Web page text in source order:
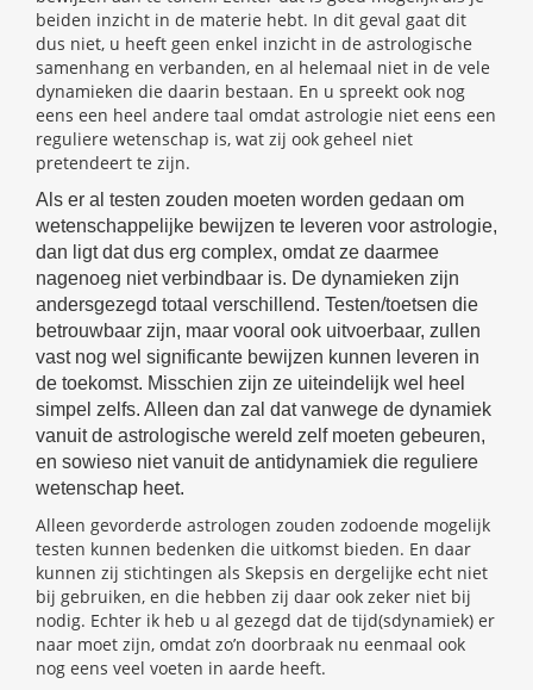
beiden inzicht in de materie hebt. In dit geval gaat dit
dus niet, u heeft geen enkel inzicht in de astrologische
samenhang en verbanden, en al helemaal niet in de vele
dynamieken die daarin bestaan. En u spreekt ook nog
eens een heel andere taal omdat astrologie niet eens een
reguliere wetenschap is, wat zij ook geheel niet
pretendeert te zijn.
Als er al testen zouden moeten worden gedaan om
wetenschappelijke bewijzen te leveren voor astrologie,
dan ligt dat dus erg complex, omdat ze daarmee
nagenoeg niet verbindbaar is. De dynamieken zijn
andersgezegd totaal verschillend. Testen/toetsen die
betrouwbaar zijn, maar vooral ook uitvoerbaar, zullen
vast nog wel significante bewijzen kunnen leveren in
de toekomst. Misschien zijn ze uiteindelijk wel heel
simpel zelfs. Alleen dan zal dat vanwege de dynamiek
vanuit de astrologische wereld zelf moeten gebeuren,
en sowieso niet vanuit de antidynamiek die reguliere
wetenschap heet.
Alleen gevorderde astrologen zouden zodoende mogelijk
testen kunnen bedenken die uitkomst bieden. En daar
kunnen zij stichtingen als Skepsis en dergelijke echt niet
bij gebruiken, en die hebben zij daar ook zeker niet bij
nodig. Echter ik heb u al gezegd dat de tijd(sdynamiek) er
naar moet zijn, omdat zo’n doorbraak nu eenmaal ook
nog eens veel voeten in aarde heeft.